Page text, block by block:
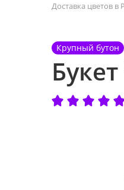
Доставка цветов в
Крупный бутон